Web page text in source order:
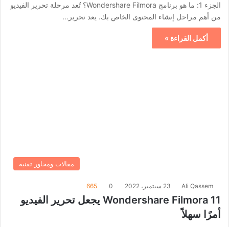
الجزء 1: ما هو برنامج Wondershare Filmora؟ تُعد مرحلة تحرير الفيديو
من أهم مراحل إنشاء المحتوى الخاص بك. يعد تحرير…
أكمل القراءة »
مقالات ومحاور تقنية
Ali Qassem 23 سبتمبر، 2022 0
665
Wondershare Filmora 11 يجعل تحرير الفيديو
أمرًا سهلاً